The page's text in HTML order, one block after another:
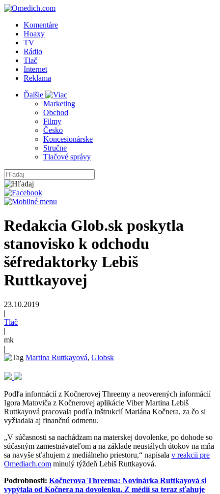
Komentáre
Hoaxy
TV
Rádio
Tlač
Internet
Reklama
Ďalšie
Marketing
Obchod
Filmy
Česko
Koncesionárske
Stručne
Tlačové správy
Redakcia Glob.sk poskytla
stanovisko k odchodu
šéfredaktorky Lebiš
Ruttkayovej
23.10.2019
|
Tlač
|
mk
|
Martina Ruttkayová, Globsk
Podľa informácií z Kočnerovej Threemy a neoverených informácií
Igora Matoviča z Kočnerovej aplikácie Viber Martina Lebiš
Ruttkayová pracovala podľa inštrukcií Mariána Kočnera, za čo si
vyžiadala aj finančnú odmenu.
„V súčasnosti sa nachádzam na materskej dovolenke, po dohode so
súčasným zamestnávateľom a na základe neustálych útokov na mňa
sa navyše sťahujem z mediálneho priestoru,“ napísala v reakcii pre
Omediach.com minulý týždeň Lebiš Ruttkayová.
Podrobnosti: Kočnerova Threema: Novinárka Ruttkayová si
vypýtala od Kočnera na dovolenku. Z médií sa teraz sťahuje